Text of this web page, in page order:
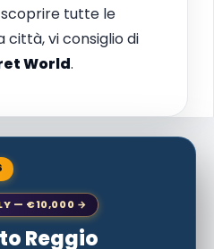
tutte le
città, vi consiglio di
World.
— €10,000 →
Reggio